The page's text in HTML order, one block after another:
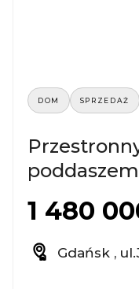
DOM SPRZEDAŻ
1 480
Gdańsk ,